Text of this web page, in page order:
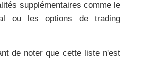
supplémentaires comme le
ou les options de trading
de noter que cette liste n'est